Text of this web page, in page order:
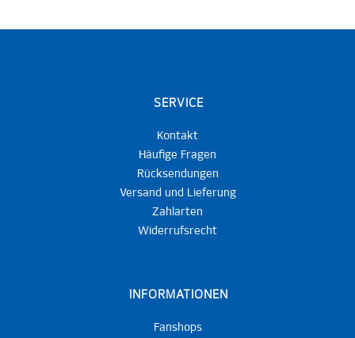
SERVICE
Kontakt
Häufige Fragen
Rücksendungen
Versand und Lieferung
Zahlarten
Widerrufsrecht
INFORMATIONEN
Fanshops